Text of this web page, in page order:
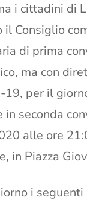
i cittadini di
il Consiglio
di prima
ma con
19, per il
seconda
alle ore
in Piazza
i seguenti